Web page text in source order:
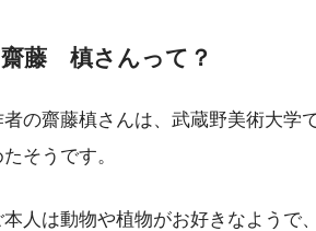
齋藤 槙さんって？
者の齋藤槙さんは、武蔵野美術大学
そうです。
本人は動物や植物がお好きなようで